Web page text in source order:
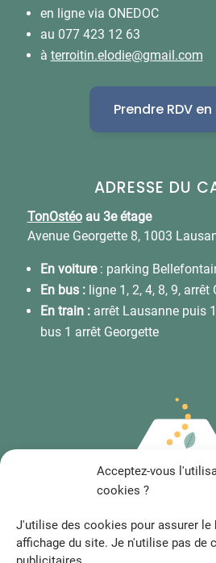
Acceptez-vous
cookies ?
J'utilise des cookies pour assurer
affichage du site. Je n'utilise pas de
en ligne via ONEDOC
au 077 423 12 63
à terroitin.elodie@gmail.com
Prendre RDV
ADRESSE DU
TonOstéoau 3e étage
Avenue Georgette 8, 1003
En voiture: parking
En bus :ligne 1, 2, 4, 8, 9, arrêt
En train :arrêt Lausanne puis
bus 1 arrêt Georgette